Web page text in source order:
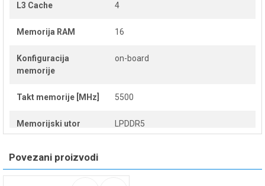
L3 Cache 4
Memorija RAM 16
Konfiguracija
memorije
on-board
Takt memorije [MHz] 5500
Memorijski utor LPDDR5
utora
Povezani proizvodi